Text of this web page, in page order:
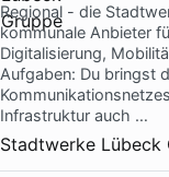
Regional - die
kommunale Anbieter
Digitalisierung,
Aufgaben: Du bringst
Infrastruktur auch …
Stadtwerke Lübeck